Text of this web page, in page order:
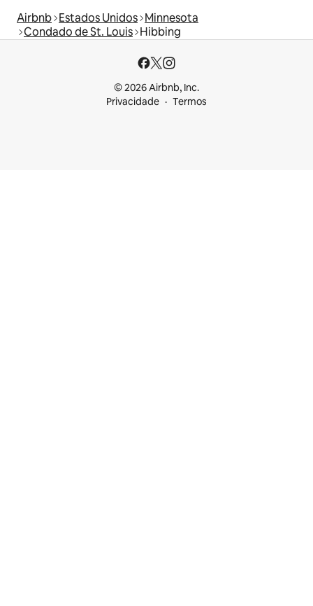
Airbnb Estados Unidos Minnesota
Condado de St. Louis Hibbing
© 2026 Airbnb, Inc.
Privacidade
Termos